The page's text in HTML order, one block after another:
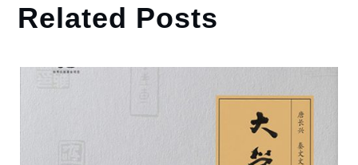
Related Posts